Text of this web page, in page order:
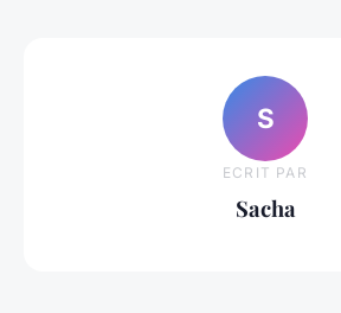
S
ECRIT PAR
Sacha